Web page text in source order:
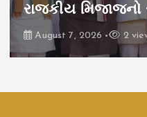
રાજકીય
August 7, 2026 2